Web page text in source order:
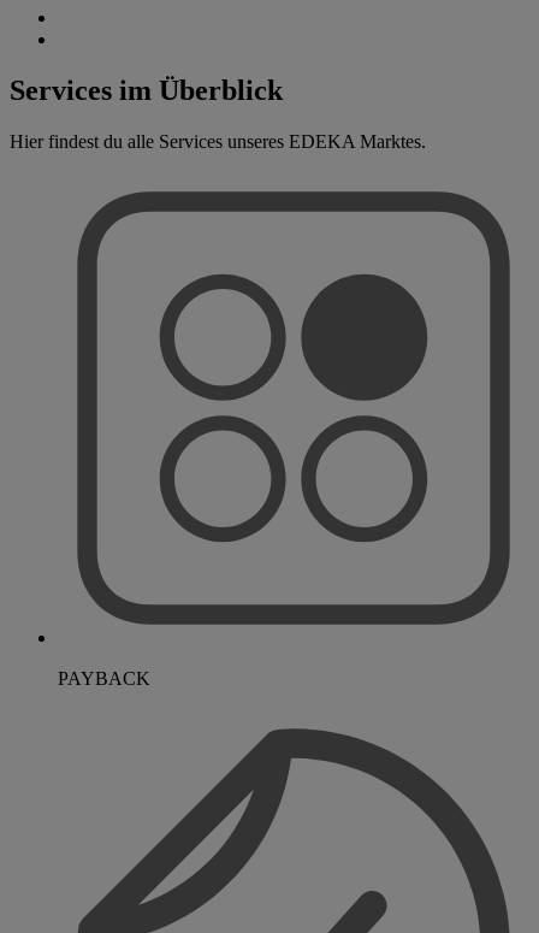
Services im Überblick
Hier findest du alle Services unseres EDEKA Marktes.
PAYBACK